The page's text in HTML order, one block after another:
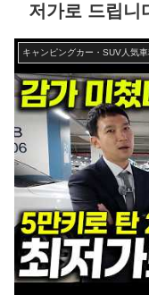
저가로 드립니
キャンピングカー・SUV人気